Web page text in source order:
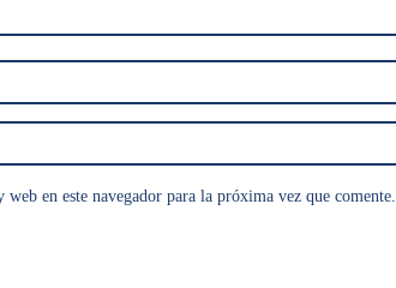
en este navegador para la próxima vez que comente.